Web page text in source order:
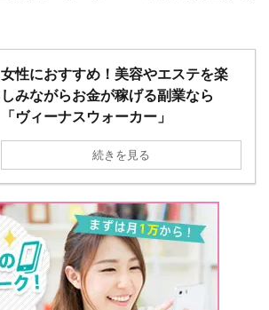
女性におすすめ！美容やエステを楽
しみながらお金が稼げる副業なら
「ヴィーナスウォーカー」
続きを見る